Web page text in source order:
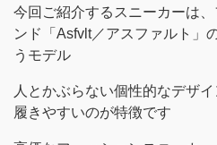
今回ご紹介するスニーカーは
ンド「Asfvlt／アスファルト」
うモデル
人とかぶらない個性的なデザ
履きやすいのが特徴です